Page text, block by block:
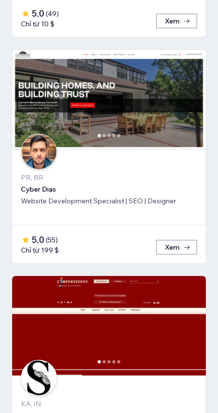
5,0 (49)
Chỉ từ 10 $
Xem
PR, BR
Cyber Dias
Website Development Specialist | SEO | Designer
5,0 (55)
Chỉ từ 199 $
Xem
KA, IN